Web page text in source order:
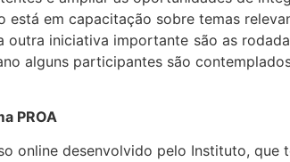
está em capacitação sobre temas
outra iniciativa importante são as
alguns participantes são
PROA
online desenvolvido pelo Instituto, que